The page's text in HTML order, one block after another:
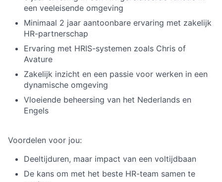
een veeleisende omgeving
Minimaal 2 jaar aantoonbare ervaring met zakelijk
HR-partnerschap
Ervaring met HRIS-systemen zoals Chris of
Avature
Zakelijk inzicht en een passie voor werken in een
dynamische omgeving
Vloeiende beheersing van het Nederlands en
Engels
Voordelen voor jou:
Deeltijduren, maar impact van een voltijdbaan
De kans om met het beste HR-team samen te